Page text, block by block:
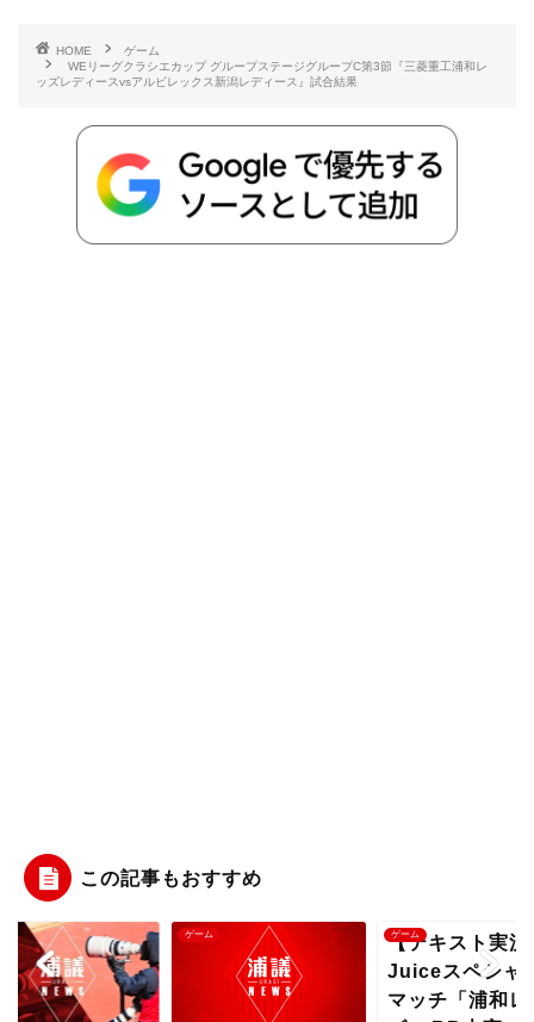
b
o
t
r
n n
t n
HOME
ゲーム
WEリーグクラシエカップ グループステージグループC第3節『三菱重工浦和レ
ッズレディースvsアルビレックス新潟レディース』試合結果
この記事もおすすめ
ゲーム ゲーム
【テキスト実況
Juiceスペシャ
マッチ「浦和レ